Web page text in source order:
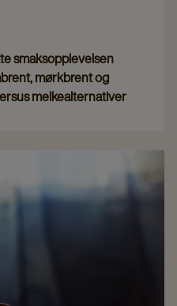
smaksopplevelsen
mørkbrent og
melkealternativer